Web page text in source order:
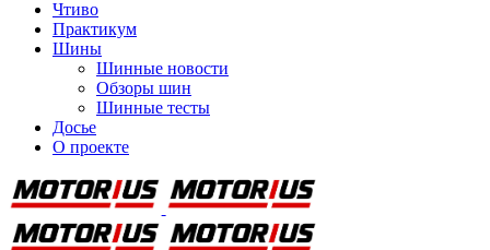
Чтиво
Практикум
Шины
Шинные новости
Обзоры шин
Шинные тесты
Досье
О проекте